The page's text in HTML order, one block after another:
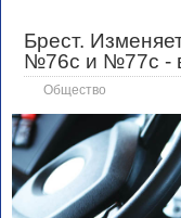
Брест.
№76с и №77с -
Общество